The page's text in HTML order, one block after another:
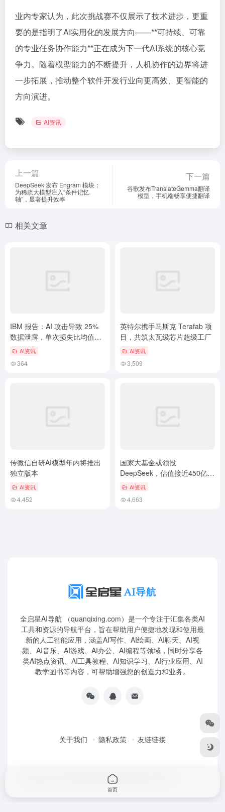
业内专家认为，此次挑战赛不仅展示了技术进步，更重
要的是指明了AI实用化的发展方向——**可持续、可靠
的专业任务协作能力**正在成为下一代AI系统的核心竞
争力。随着模型能力的不断提升，人机协作的边界将进
一步拓展，推动整个软件开发行业向更高效、更智能的
方向演进。
AI资讯
上一篇
DeepSeek 发布 Engram 模块：
为稀疏大模型注入“条件记忆
轴”，显著提升效率
下一篇
谷歌发布TranslateGemma翻译
模型，手机端畅享便捷翻译
相关文章
IBM 报告：AI 攻击导致 25%
数据泄露，单次损失比均值高
20%AI资讯
364
英特尔携手马斯克 Terafab 项
目，共筑太瓦级芯片超级工厂
AI资讯
3,509
传微信自研AI模型年内将推出
独立版本
AI资讯
4,452
国家大基金或领投
DeepSeek，估值接近450亿美
元 AI资讯
4,663
全启星AI导航 （quanqixing.com）是一个专注于汇集各类AI
工具和资源的导航平台，旨在帮助用户便捷地发现和使用最
新的人工智能应用，涵盖AI写作、AI绘画、AI聊天、AI视
频、AI音乐、AI游戏、AI办公、AI编程等领域，同时分享各
类AI热点资讯、AI工具教程、AI知识学习、AI行业应用、AI
教学图书等内容，可帮助增强您的创造力和业务。
关于我们 隐私政策 友链链接
全启星AI导航鲁ICP备2023010227号
首页